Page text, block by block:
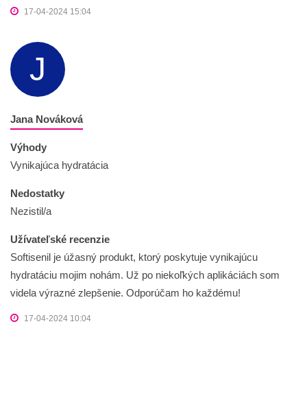
17-04-2024 15:04
J
Jana Nováková
Výhody
Vynikajúca hydratácia
Nedostatky
Nezistil/a
Užívateľské recenzie
Softisenil je úžasný produkt, ktorý poskytuje vynikajúcu
hydratáciu mojim nohám. Už po niekoľkých aplikáciách som
videla výrazné zlepšenie. Odporúčam ho každému!
17-04-2024 10:04